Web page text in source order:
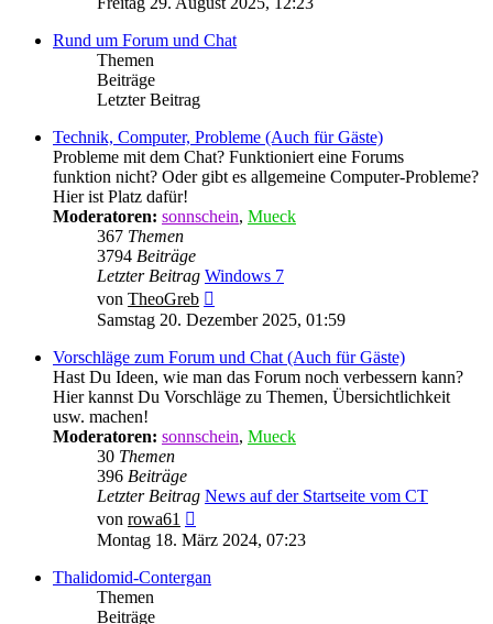
Rund um Forum und Chat
Themen
Beiträge
Letzter Beitrag
Technik, Computer, Probleme (Auch für Gäste)
Probleme mit dem Chat? Funktioniert eine Forums
funktion nicht? Oder gibt es allgemeine Computer-Probleme?
Hier ist Platz dafür!
Moderatoren: sonnschein, Mueck
367 Themen
3794 Beiträge
Letzter Beitrag Windows 7
von TheoGreb
Beitrag
Samstag 20. Dezember 2025, 01:59
Vorschläge zum Forum und Chat (Auch für Gäste)
Hast Du Ideen, wie man das Forum noch verbessern kann?
Hier kannst Du Vorschläge zu Themen, Übersichtlichkeit
usw. machen!
Moderatoren: sonnschein, Mueck
30 Themen
396 Beiträge
Letzter Beitrag News auf der Startseite vom CT
von rowa61
Beitrag
Montag 18. März 2024, 07:23
Thalidomid-Contergan
Themen
Beiträge